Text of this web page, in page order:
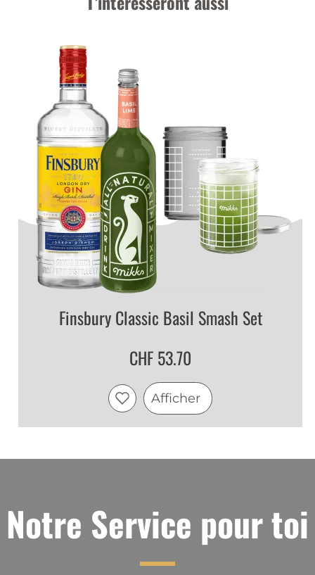
Finsbury Classic Basil Smash Set
CHF 53.70
Afficher
Notre Service pour toi